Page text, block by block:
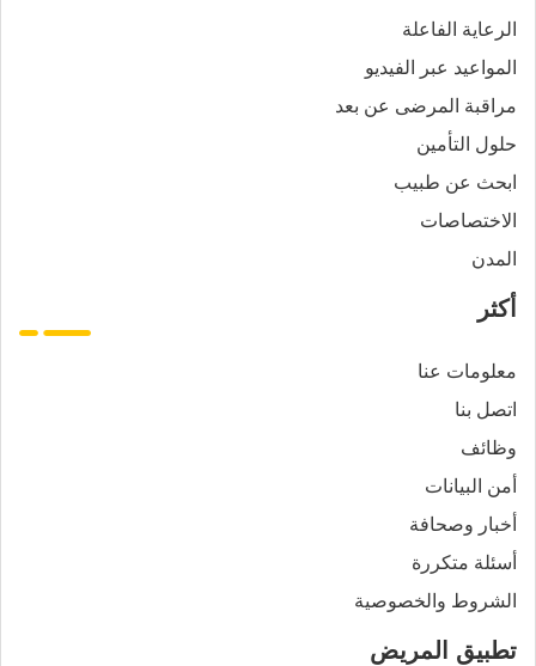
الرعاية الفاعلة
المواعيد عبر الفيديو
مراقبة المرضى عن بعد
حلول التأمين
ابحث عن طبيب
الاختصاصات
المدن
أكثر
معلومات عنا
اتصل بنا
وظائف
أمن البيانات
أخبار وصحافة
أسئلة متكررة
الشروط والخصوصية
تطبيق المريض